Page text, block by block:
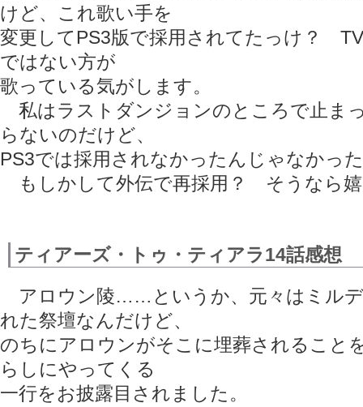
けど、これ歌い手を
変更してPS3版で採用されてたっけ？
ではない方が
歌っている気がします。
私はラストダンジョンのところで止ま
らないのだけど、
PS3では採用されなかったんじゃなかっ
もしかして外伝で再採用？ そうなら
ティアーズ・トゥ・ティアラ14話感想
アロウン陵……というか、元々はミル
れた祭壇なんだけど、
のちにアロウンがそこに埋葬されること
らしにやってくる
一行をお披露目されました。